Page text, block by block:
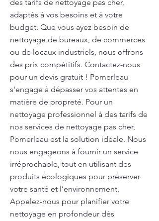
des tarifs de nettoyage pas cher,
adaptés à vos besoins et à votre
budget. Que vous ayez besoin de
nettoyage de bureaux, de commerces
ou de locaux industriels, nous offrons
des prix compétitifs. Contactez-nous
pour un devis gratuit ! Pomerleau
s'engage à dépasser vos attentes en
matière de propreté. Pour un
nettoyage professionnel à des tarifs de
nos services de nettoyage pas cher,
Pomerleau est la solution idéale. Nous
nous engageons à fournir un service
irréprochable, tout en utilisant des
produits écologiques pour préserver
votre santé et l’environnement.
Appelez-nous pour planifier votre
nettoyage en profondeur dès